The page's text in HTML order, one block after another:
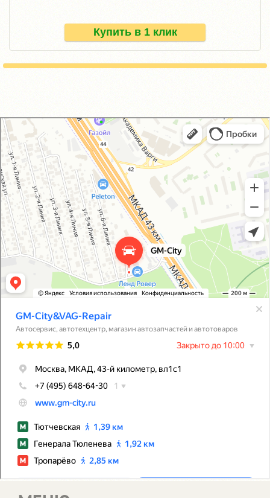
Купить в 1 клик
GM-City&VAG-Repair
Автосервис, автотехцентр в Москве
Магазин автозапчастей и автотоваров в Москве